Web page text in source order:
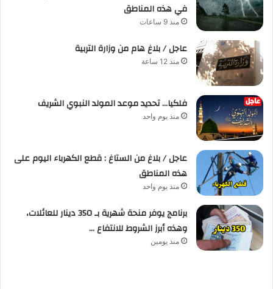
في هذه المناطق
منذ 9 ساعات
عاجل / بلاغ هام من وزارة التربية
منذ 12 ساعة
فلكيا… تحديد موعد المولد النبوي الشريف
منذ يوم واحد
عاجل / بلاغ من الستاغ : قطع الكهرباء اليوم على
هذه المناطق
منذ يوم واحد
برنامج يوفر منحة شهرية بـ 350 دينار للعائلات،
وهذه أبرز الشروط للانتفاع …
منذ يومين